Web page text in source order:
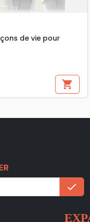
de vie pour
shopping_cart
check